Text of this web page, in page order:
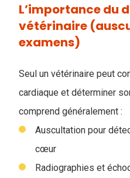
L’importance du
vétérinaire
examens)
Seul un vétérinaire peut
cardiaque et déterminer
comprend généralement :
Auscultation pour
cœur
Radiographies et